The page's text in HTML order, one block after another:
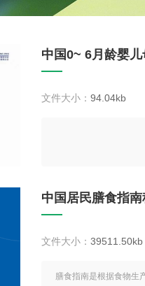
中国0~ 6月龄婴
文件大小： 94.04kb
中国居民膳食指
文件大小： 39511.50kb
膳食指南是根据食物生